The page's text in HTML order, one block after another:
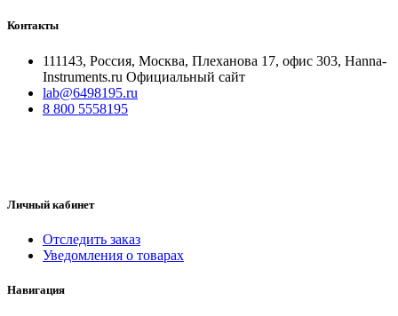
Контакты
111143, Россия, Москва, Плеханова 17, офис 303, Hanna-
Instruments.ru Официальный сайт
lab@6498195.ru
8 800 5558195
Личный кабинет
Отследить заказ
Уведомления о товарах
Навигация